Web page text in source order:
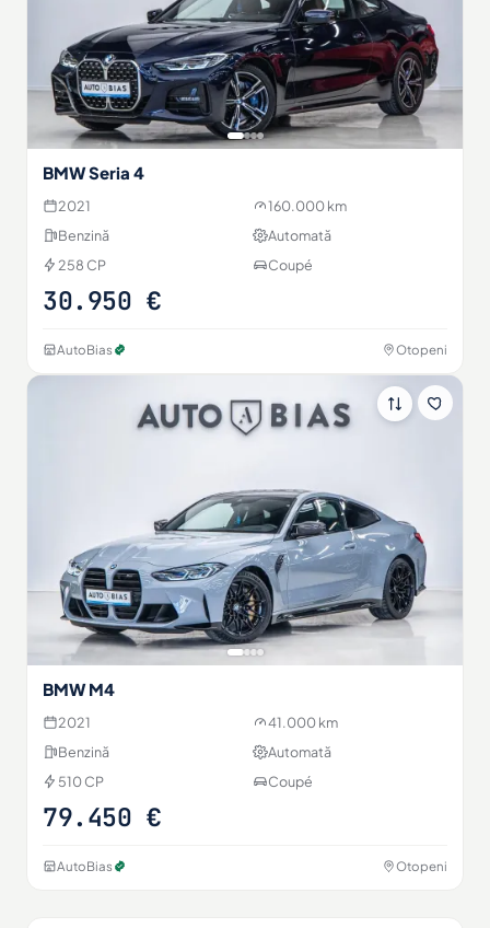
BMW Seria 4
2021
160.000 km
Benzină
Automată
258 CP
Coupé
30.950 €
AutoBias Otopeni
BMW M4
2021
41.000 km
Benzină
Automată
510 CP
Coupé
79.450 €
AutoBias Otopeni